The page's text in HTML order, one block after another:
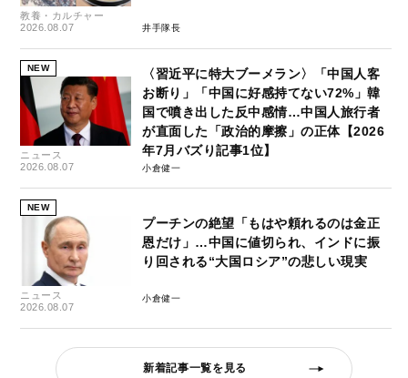
教養・カルチャー
2026.08.07
井手隊長
NEW
ニュース
2026.08.07
〈習近平に特大ブーメラン〉「中国人客
お断り」「中国に好感持てない72%」韓
国で噴き出した反中感情…中国人旅行者
が直面した「政治的摩擦」の正体【2026
年7月バズり記事1位】
小倉健一
NEW
ニュース
2026.08.07
プーチンの絶望「もはや頼れるのは金正
恩だけ」…中国に値切られ、インドに振
り回される“大国ロシア”の悲しい現実
小倉健一
新着記事一覧を見る